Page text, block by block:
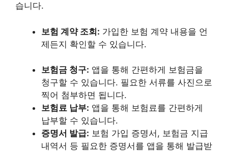
습니다.
보험 계약 조회: 가입한 보험 계약 내용을 언
제든지 확인할 수 있습니다.
보험금 청구: 앱을 통해 간편하게 보험금을
청구할 수 있습니다. 필요한 서류를 사진으로
찍어 첨부하면 됩니다.
보험료 납부: 앱을 통해 보험료를 간편하게
납부할 수 있습니다.
증명서 발급: 보험 가입 증명서, 보험금 지급
내역서 등 필요한 증명서를 앱을 통해 발급받